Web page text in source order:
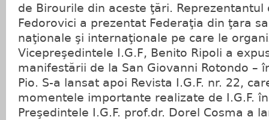
de Birourile din aceste ţări. Reprezentantul
Fedorovici a prezentat Federaţia din ţara
naţionale şi internaţionale pe care le
Vicepreşedintele I.G.F, Benito Ripoli a
manifestării de la San Giovanni Rotondo –
Pio. S-a lansat apoi Revista I.G.F. nr. 22,
momentele importante realizate de I.G.F.
Preşedintele I.G.F. prof.dr. Dorel Cosma a